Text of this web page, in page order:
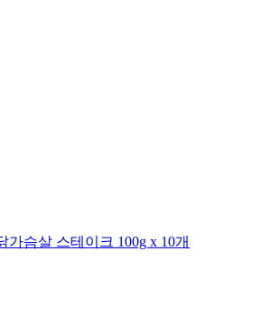
가슴살 스테이크 100g x 10개